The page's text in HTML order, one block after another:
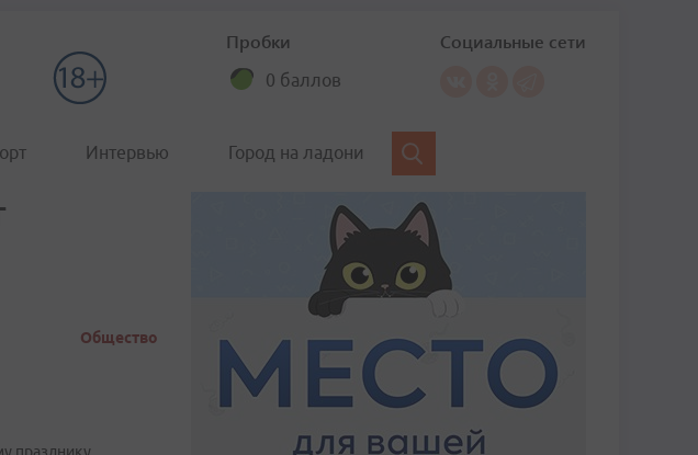
Пробки
0 баллов
Социальные сети
Интервью Город на ладони
Общество